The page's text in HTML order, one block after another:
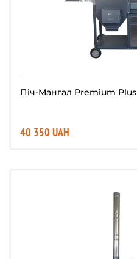
Піч-Мангал Premium Plus
40 350 UAH